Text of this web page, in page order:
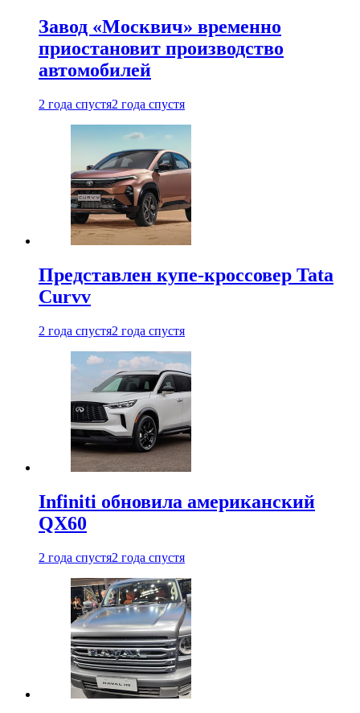
Завод «Москвич» временно
приостановит производство
автомобилей
2 года спустя2 года спустя
Представлен купе-кроссовер Tata
Curvv
2 года спустя2 года спустя
Infiniti обновила американский
QX60
2 года спустя2 года спустя